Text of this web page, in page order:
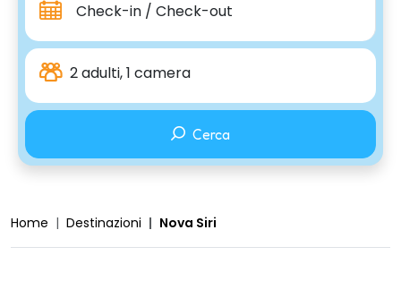
Check-in / Check-out
2 adulti, 1 camera
Cerca
Home Destinazioni Nova Siri